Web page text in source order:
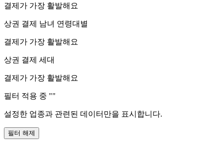
결제가 가장 활발해요
상권 결제 남녀 연령대별
결제가 가장 활발해요
상권 결제 세대
결제가 가장 활발해요
필터 적용 중 ""
설정한 업종과 관련된 데이터만을 표시합니다.
필터 해제